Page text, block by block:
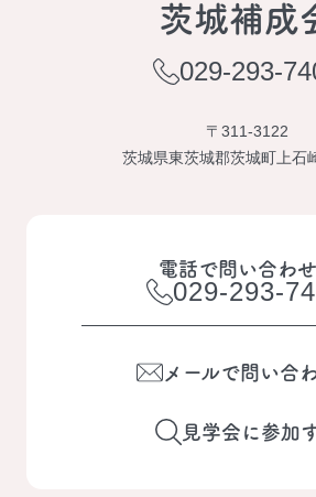
茨城補成
029-293-
〒311-3122
茨城県東茨城郡茨城町上石
電話で問い合わ
029-293-
メールで問い合
見学会に参加